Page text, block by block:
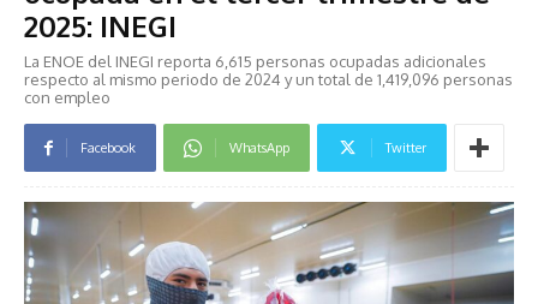
2025: INEGI
La ENOE del INEGI reporta 6,615 personas ocupadas adicionales
respecto al mismo periodo de 2024 y un total de 1,419,096 personas
con empleo
Facebook WhatsApp Twitter